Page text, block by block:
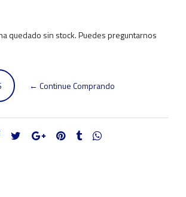
quedado sin stock. Puedes preguntarnos
← Continue Comprando